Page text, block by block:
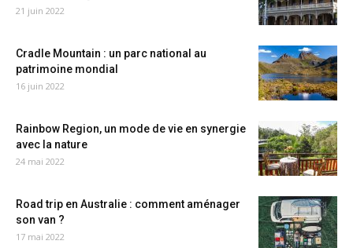
21 juin 2022
Cradle Mountain : un parc national au
patrimoine mondial
16 juin 2022
Rainbow Region, un mode de vie en synergie
avec la nature
24 mai 2022
Road trip en Australie : comment aménager
son van ?
17 mai 2022